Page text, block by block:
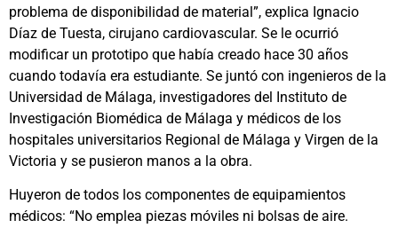
problema de disponibilidad de material”, explica Ignacio
Díaz de Tuesta, cirujano cardiovascular. Se le ocurrió
modificar un prototipo que había creado hace 30 años
cuando todavía era estudiante. Se juntó con ingenieros de la
Universidad de Málaga, investigadores del Instituto de
Investigación Biomédica de Málaga y médicos de los
hospitales universitarios Regional de Málaga y Virgen de la
Victoria y se pusieron manos a la obra.
Huyeron de todos los componentes de equipamientos
médicos: “No emplea piezas móviles ni bolsas de aire.